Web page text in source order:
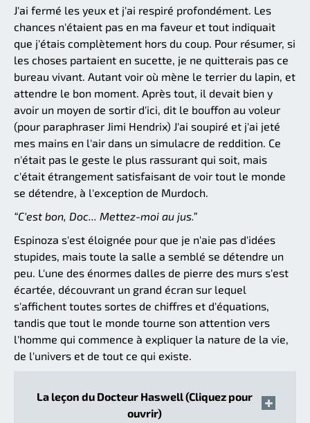
J'ai fermé les yeux et j'ai respiré profondément. Les
chances n'étaient pas en ma faveur et tout indiquait
que j'étais complètement hors du coup. Pour résumer, si
les choses partaient en sucette, je ne quitterais pas ce
bureau vivant. Autant voir où mène le terrier du lapin, et
attendre le bon moment. Après tout, il devait bien y
avoir un moyen de sortir d'ici, dit le bouffon au voleur
(pour paraphraser Jimi Hendrix) J'ai soupiré et j'ai jeté
mes mains en l'air dans un simulacre de reddition. Ce
n'était pas le geste le plus rassurant qui soit, mais
c'était étrangement satisfaisant de voir tout le monde
se détendre, à l'exception de Murdoch.
“C'est bon, Doc... Mettez-moi au jus.”
Espinoza s'est éloignée pour que je n'aie pas d'idées
stupides, mais toute la salle a semblé se détendre un
peu. L'une des énormes dalles de pierre des murs s'est
écartée, découvrant un grand écran sur lequel
s'affichent toutes sortes de chiffres et d'équations,
tandis que tout le monde tourne son attention vers
l'homme qui commence à expliquer la nature de la vie,
de l'univers et de tout ce qui existe.
La leçon du Docteur Haswell (Cliquez pour
ouvrir)